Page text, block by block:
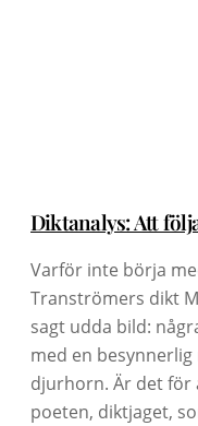
Diktanalys: Att
Varför inte börja
Tranströmers dikt
sagt udda bild:
med en
djurhorn. Är det för
poeten, diktjaget,